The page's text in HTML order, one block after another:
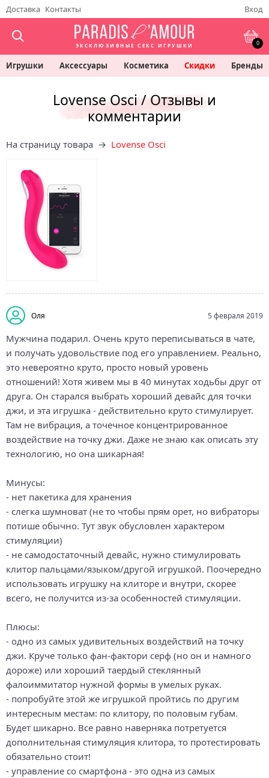
Доставка Контакты Вход
ЭКСКЛЮЗИВНЫЕ СЕКС ИГРУШКИ 0
Игрушки Аксессуары Косметика Скидки Бренды
Lovense Osci / Отзывы и
комментарии
На страницу товара → Lovense Osci
Оля 5 февраля 2019
Мужчина подарил. Очень круто переписываться в чате,
и получать удовольствие под его управлением. Реально,
это невероятно круто, просто новый уровень
отношений! Хотя живем мы в 40 минутах ходьбы друг от
друга. Он старался выбрать хороший девайс для точки
джи, и эта игрушка - действительно круто стимулирует.
Там не вибрация, а точечное концентрированное
воздействие на точку джи. Даже не знаю как описать эту
технологию, но она шикарная!
Минусы:
- нет пакетика для хранения
- слегка шумноват (не то чтобы прям орет, но вибраторы
потише обычно. Тут звук обусловлен характером
стимуляции)
- не самодостаточный девайс, нужно стимулировать
клитор пальцами/языком/другой игрушкой. Поочередно
использовать игрушку на клиторе и внутри, скорее
всего, не получится из-за особенностей стимуляции.
Плюсы:
- одно из самых удивительных воздействий на точку
джи. Круче только фан-фактори серф (но он и намного
дороже) или хороший таердый стеклянный
фалоиммитатор нужной формы в умелых руках.
- попробуйте этой же игрушкой пройтись по другим
интересным местам: по клитору, по половым губам.
Будет шикарно. Все равно наверняка потретуется
дополнительная стимуляция клитора, то протестировать
обязательно стоит!
- управление со смартфона - это одна из самых